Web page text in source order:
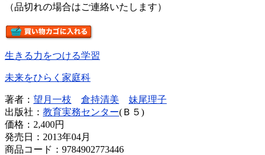
（品切れの場合はご連絡いたします）
生きる力をつける学習
未来をひらく家庭科
著者： 望月一枝 倉持清美
妹尾理子
出版社： 教育実務センター(Ｂ５)
価格： 2,400円
発売日：2013年04月
商品コード：9784902773446